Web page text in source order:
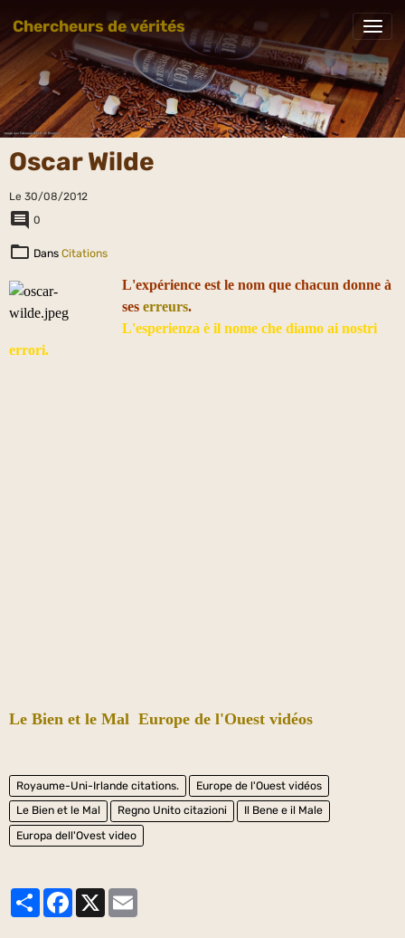
Chercheurs de vérités
Oscar Wilde
Le 30/08/2012
0
Dans Citations
L'expérience est le nom que chacun donne à
ses erreurs.
L'esperienza è il nome che diamo ai nostri
errori.
Le Bien et le Mal Europe de l'Ouest vidéos
Royaume-Uni-Irlande citations.
Europe de l'Ouest vidéos
Le Bien et le Mal
Regno Unito citazioni
Il Bene e il Male
Europa dell'Ovest video
PartagerFacebook